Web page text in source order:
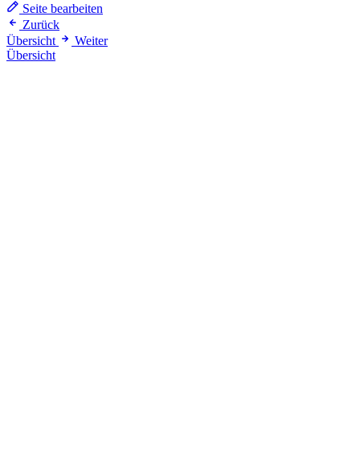
Seite bearbeiten
Zurück
Übersicht
Weiter
Übersicht